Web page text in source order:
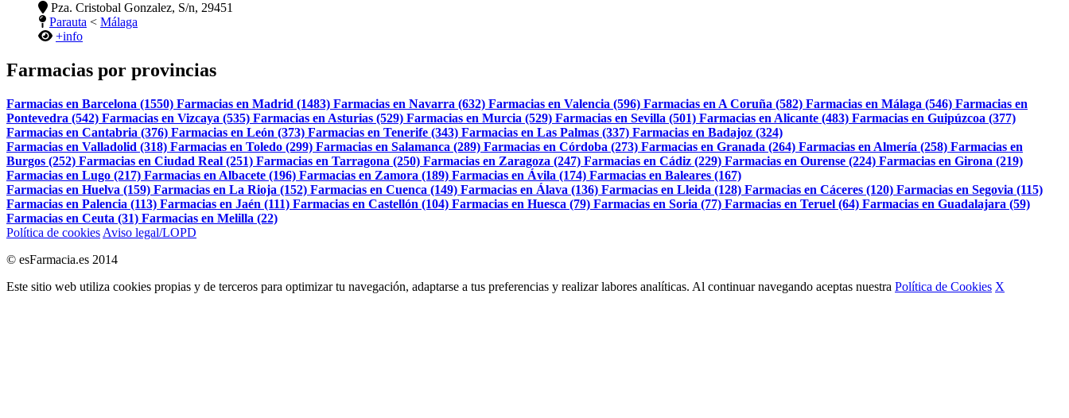
Pza. Cristobal Gonzalez, S/n, 29451
Parauta < Málaga
+info
Farmacias por provincias
Farmacias en Barcelona (1550) Farmacias en Madrid (1483) Farmacias en Navarra (632) Farmacias en Valencia (596) Farmacias en A Coruña (582) Farmacias en Málaga (546) Farmacias en
Pontevedra (542) Farmacias en Vizcaya (535) Farmacias en Asturias (529) Farmacias en Murcia (529) Farmacias en Sevilla (501) Farmacias en Alicante (483) Farmacias en Guipúzcoa (377)
Farmacias en Cantabria (376) Farmacias en León (373) Farmacias en Tenerife (343) Farmacias en Las Palmas (337) Farmacias en Badajoz (324)
Farmacias en Valladolid (318) Farmacias en Toledo (299) Farmacias en Salamanca (289) Farmacias en Córdoba (273) Farmacias en Granada (264) Farmacias en Almería (258) Farmacias en
Burgos (252) Farmacias en Ciudad Real (251) Farmacias en Tarragona (250) Farmacias en Zaragoza (247) Farmacias en Cádiz (229) Farmacias en Ourense (224) Farmacias en Girona (219)
Farmacias en Lugo (217) Farmacias en Albacete (196) Farmacias en Zamora (189) Farmacias en Ávila (174) Farmacias en Baleares (167)
Farmacias en Huelva (159) Farmacias en La Rioja (152) Farmacias en Cuenca (149) Farmacias en Álava (136) Farmacias en Lleida (128) Farmacias en Cáceres (120) Farmacias en Segovia (115)
Farmacias en Palencia (113) Farmacias en Jaén (111) Farmacias en Castellón (104) Farmacias en Huesca (79) Farmacias en Soria (77) Farmacias en Teruel (64) Farmacias en Guadalajara (59)
Farmacias en Ceuta (31) Farmacias en Melilla (22)
Política de cookies Aviso legal/LOPD
© esFarmacia.es 2014
Este sitio web utiliza cookies propias y de terceros para optimizar tu navegación, adaptarse a tus preferencias y realizar labores analíticas. Al continuar navegando aceptas nuestra Política de Cookies X